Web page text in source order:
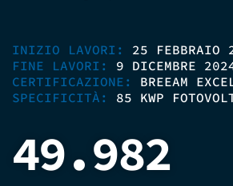
INIZIO LAVORI: 25 FEBBRAIO
FINE LAVORI: 9 DICEMBRE
CERTIFICAZIONE: BREEAM
SPECIFICITÀ: 85 KWP
49.982